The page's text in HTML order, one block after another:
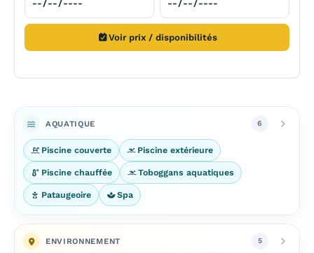
Voir prix / disponibilités
AQUATIQUE 6
Piscine couverte Piscine extérieure
Piscine chauffée Toboggans aquatiques
Pataugeoire Spa
ENVIRONNEMENT 5